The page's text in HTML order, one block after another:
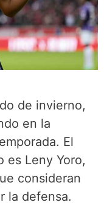
de invierno,
en la
El
es Leny Yoro,
consideran
la defensa.